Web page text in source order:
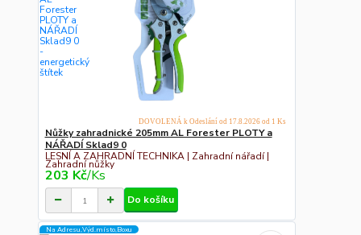
Nůžky zahradnické 205mm AL Forester PLOTY a
NÁŘADÍ Sklad9 0
LESNÍ A ZAHRADNÍ TECHNIKA | Zahradní nářadí |
Zahradní nůžky
203 Kč/Ks
DOVOLENÁ k Odeslání od 17.8.2026 od 1 Ks
Do košíku
Na Adresu,Výd.místo,Boxu